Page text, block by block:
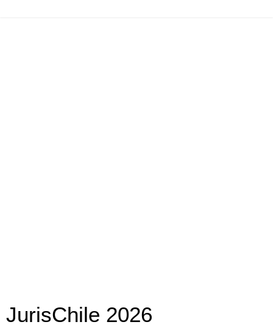
JurisChile 2026